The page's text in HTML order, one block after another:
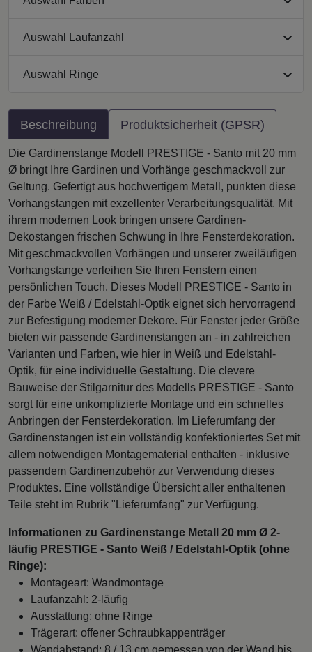
Auswahl Laufanzahl
Auswahl Ringe
Beschreibung Produktsicherheit (GPSR)
Die Gardinenstange Modell PRESTIGE - Santo mit 20 mm
Ø bringt Ihre Gardinen und Vorhänge geschmackvoll zur
Geltung. Gefertigt aus hochwertigem Metall, punkten diese
Vorhangstangen mit exzellenter Verarbeitungsqualität. Mit
ihrem modernen Look bringen unsere Gardinen-
Dekostangen frischen Schwung in Ihre Fensterdekoration.
Mit geschmackvollen Vorhängen und unserer zweiläufigen
Vorhangstange verleihen Sie Ihren Fenstern einen
persönlichen Touch. Dieses Modell PRESTIGE - Santo in
der Farbe Weiß / Edelstahl-Optik eignet sich hervorragend
zur Befestigung moderner Dekore. Für Fenster jeder Größe
bieten wir passende Gardinenstangen an - in zahlreichen
Varianten und Farben, wie hier in Weiß und Edelstahl-
Optik, für eine individuelle Gestaltung. Die clevere
Bauweise der Stilgarnitur des Modells PRESTIGE - Santo
sorgt für eine unkomplizierte Montage und ein schnelles
Anbringen der Fensterdekoration. Im Lieferumfang der
Gardinenstangen ist ein vollständig konfektioniertes Set mit
allem notwendigen Montagematerial enthalten - inklusive
passendem Gardinenzubehör zur Verwendung dieses
Produktes. Eine vollständige Übersicht aller enthaltenen
Teile steht im Rubrik "Lieferumfang" zur Verfügung.
Informationen zu Gardinenstange Metall 20 mm Ø 2-
läufig PRESTIGE - Santo Weiß / Edelstahl-Optik (ohne
Ringe):
Montageart: Wandmontage
Laufanzahl: 2-läufig
Ausstattung: ohne Ringe
Trägerart: offener Schraubkappenträger